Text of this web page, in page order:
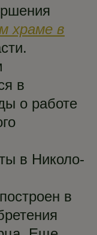
храме в
в
о работе
в Николо-
в